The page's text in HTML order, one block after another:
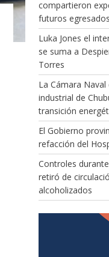
compartieron
futuros
Luka Jones el
se suma a
Torres
La Cámara
industrial de
transición
El Gobierno
refacción del
Controles
retiró de
alcoholizados